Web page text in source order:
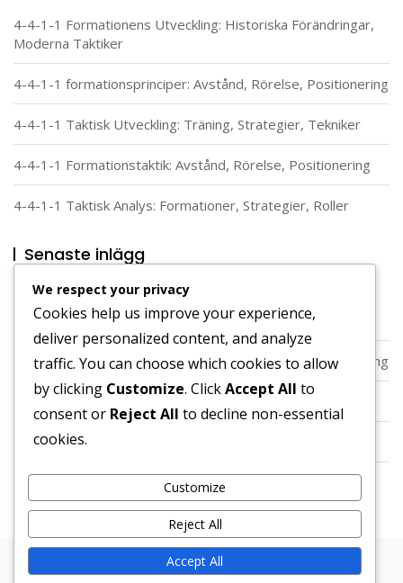
4-4-1-1 Formationens Utveckling: Historiska Förändringar,
Moderna Taktiker
4-4-1-1 formationsprinciper: Avstånd, Rörelse, Positionering
4-4-1-1 Taktisk Utveckling: Träning, Strategier, Tekniker
4-4-1-1 Formationstaktik: Avstånd, Rörelse, Positionering
4-4-1-1 Taktisk Analys: Formationer, Strategier, Roller
Senaste inlägg
4-4-1-1 Formationens Utveckling: Historiska Förändringar,
Moderna Taktiker
4-4-1-1 formationsprinciper: Avstånd, Rörelse, Positionering
4-4-1-1 Taktisk Utveckling: Träning, Strategier, Tekniker
4-4-1-1 Formationstaktik: Avstånd, Rörelse, Positionering
4-4-1-1 Taktisk Analys: Formationer, Strategier, Roller
Copyright © 2026 Bosa. Powered byBosa Themes
We respect your privacy
Cookies help us improve your experience,
deliver personalized content, and analyze
traffic. You can choose which cookies to allow
by clicking Customize. ClickAccept All to
consent or Reject All to decline non-essential
cookies.
Customize
Reject All
Accept All